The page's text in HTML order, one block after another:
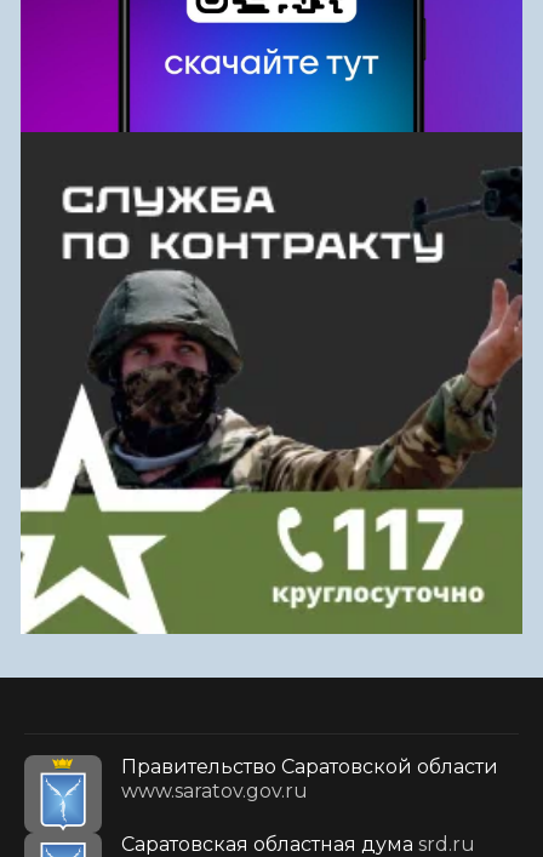
Правительство Саратовской области
www.saratov.gov.ru
Саратовская областная дума srd.ru